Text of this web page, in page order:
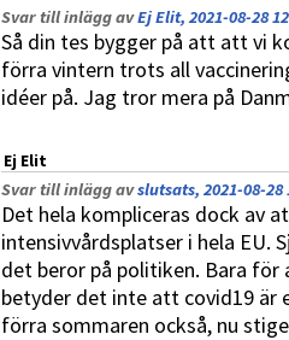
Svar till inlägg avEj Elit, 2021-08-28
Så din tes bygger på att att vi
förra vintern trots all
idéer på. Jag tror mera på
Ej Elit
Svar till inlägg avslutsats, 2021-08-28
Det hela kompliceras dock av
intensivvårdsplatser i hela EU.
det beror på politiken. Bara för
betyder det inte att covid19 är
förra sommaren också, nu